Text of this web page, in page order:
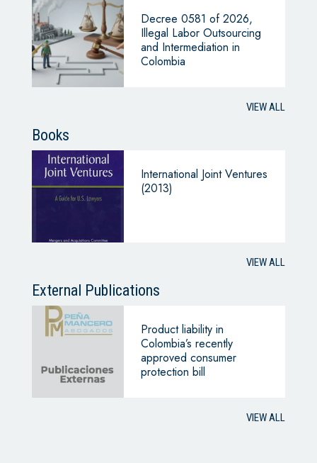
Decree 0581 of 2026,
Illegal Labor Outsourcing
and Intermediation in
Colombia
VIEW ALL
Books
International Joint Ventures
(2013)
VIEW ALL
External Publications
Product liability in
Colombia’s recently
approved consumer
protection bill
VIEW ALL